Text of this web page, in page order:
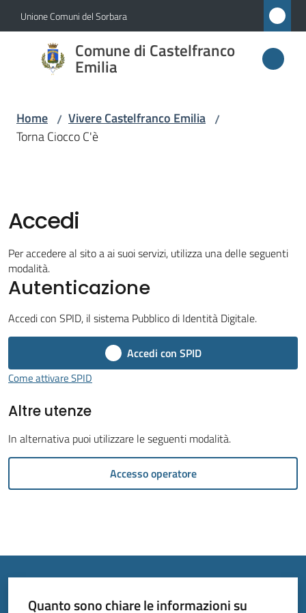
Vai al contenuto
Vai alla navigazione
Vai al footer
Unione Comuni del Sorbara
Comune di Castelfranco
Emilia
Comune di
Castelfranco
Servizi
Vivere
Castelfranco
Menu selezionato
gli
Seguici
Home / Vivere Castelfranco Emilia /
Torna Ciocco C'è
Accedi
Per accedere al sito a ai suoi servizi, utilizza una delle seguenti
modalità.
Autenticazione
Accedi con SPID, il sistema Pubblico di Identità Digitale.
Accedi con SPID
Come attivare SPID
Altre utenze
In alternativa puoi utilizzare le seguenti modalità.
Accesso operatore
Quanto sono chiare le informazioni su